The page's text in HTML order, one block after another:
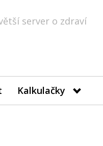
server o zdraví
Kalkulačky